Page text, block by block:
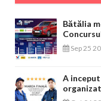
Bătălia
Sep 25
A